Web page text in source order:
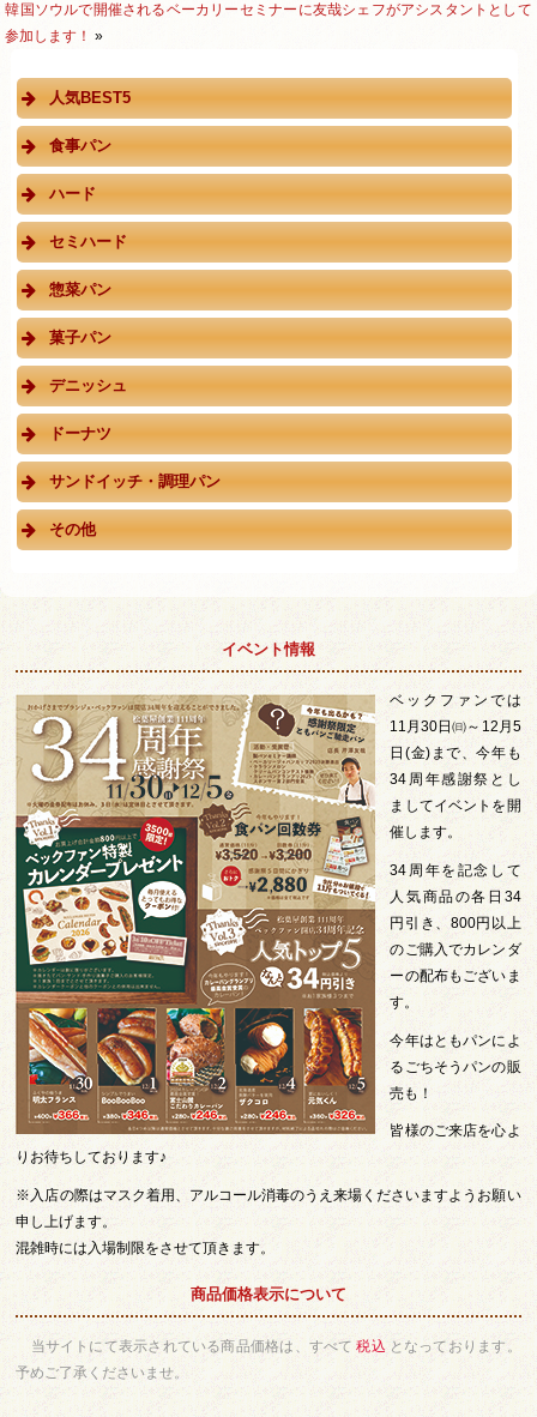
韓国ソウルで開催されるベーカリーセミナーに友哉シェフがアシスタントとして
参加します！ »
人気BEST5
食事パン
ハード
セミハード
惣菜パン
菓子パン
デニッシュ
ドーナツ
サンドイッチ・調理パン
その他
イベント情報
ベックファンでは
11月30日㈰～12月5
日(金)まで、今年も
34周年感謝祭とし
ましてイベントを開
催します。
34周年を記念して
人気商品の各日34
円引き、800円以上
のご購入でカレンダ
ーの配布もございま
す。
今年はともパンによ
るごちそうパンの販
売も！
皆様のご来店を心よ
りお待ちしております♪
※入店の際はマスク着用、アルコール消毒のうえ来場くださいますようお願い
申し上げます。
混雑時には入場制限をさせて頂きます。
商品価格表示について
当サイトにて表示されている商品価格は、すべて 税込 となっております。
予めご了承くださいませ。